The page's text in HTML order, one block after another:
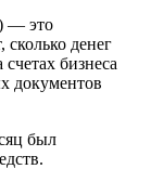
— это
денег
бизнеса
документов
был